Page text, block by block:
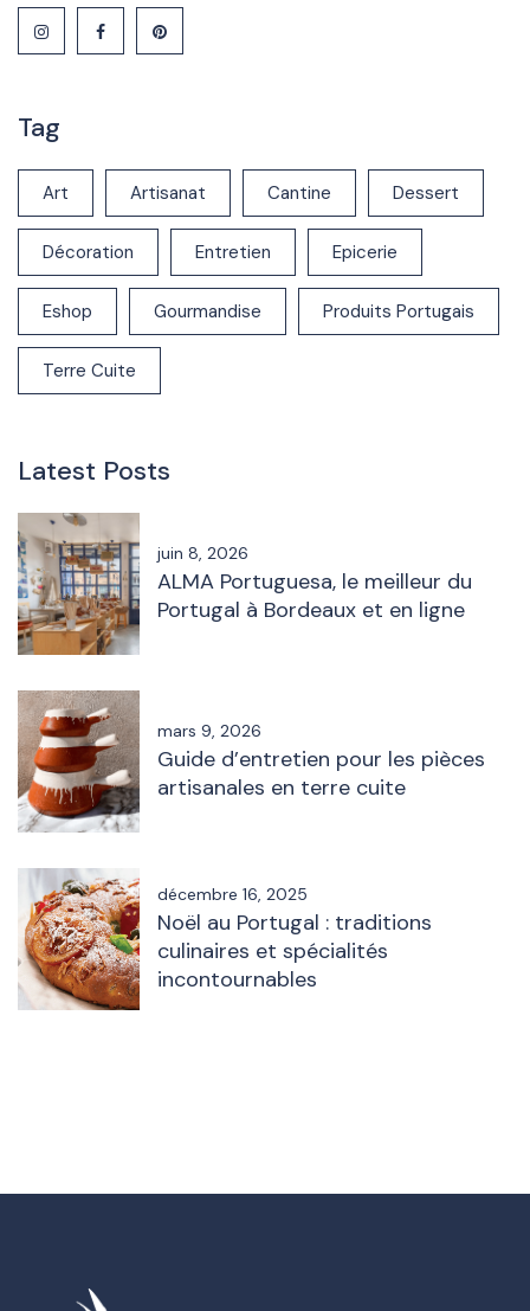
Tag
Art Artisanat Cantine Dessert
Décoration Entretien Epicerie
Eshop Gourmandise Produits Portugais
Terre Cuite
Latest Posts
juin 8, 2026
ALMA Portuguesa, le meilleur du
Portugal à Bordeaux et en ligne
mars 9, 2026
Guide d’entretien pour les pièces
artisanales en terre cuite
décembre 16, 2025
Noël au Portugal : traditions
culinaires et spécialités
incontournables